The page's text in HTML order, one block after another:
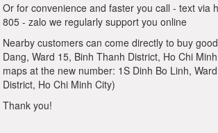
Or for convenience and faster you call - text via
805 - zalo we regularly support you online
Nearby customers can come directly to buy
Dang, Ward 15, Binh Thanh District, Ho Chi
maps at the new number: 1S Dinh Bo Linh,
District, Ho Chi Minh City)
Thank you!